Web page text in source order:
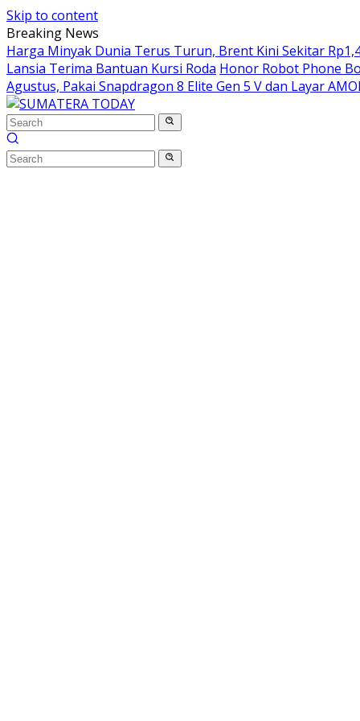
Skip to content
Breaking News
Harga Minyak Dunia Terus Turun, Brent Kini Sekitar
Lansia Terima Bantuan Kursi Roda Honor Robot Phone
Agustus, Pakai Snapdragon 8 Elite Gen 5 V dan Layar